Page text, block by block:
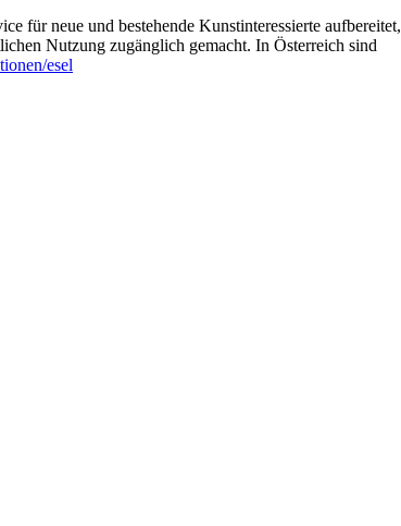
für neue und bestehende Kunstinteressierte aufbereitet,
Nutzung zugänglich gemacht. In Österreich sind
esel